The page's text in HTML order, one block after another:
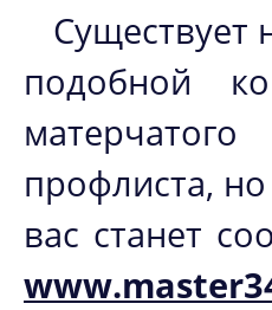
Существует
подобной
профлиста,
вас станет